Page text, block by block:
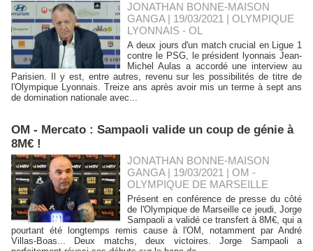
JONATHAN BONNE-MAISON
GANGA | 19/03/2021 |OLYMPIQUE
LYONNAIS - OL
A deux jours d'un match crucial en Ligue 1
contre le PSG, le président lyonnais Jean-
Michel Aulas a accordé une interview au
Parisien. Il y est, entre autres, revenu sur les possibilités de titre de
l'Olympique Lyonnais. Treize ans après avoir mis un terme à sept ans
de domination nationale avec...
OM - Mercato : Sampaoli valide un coup de génie à
8M€ !
JONATHAN BONNE-MAISON
GANGA | 19/03/2021 |OM -
OLYMPIQUE DE MARSEILLE
Présent en conférence de presse du côté
de l'Olympique de Marseille ce jeudi, Jorge
Sampaoli a validé ce transfert à 8M€, qui a
pourtant été longtemps remis cause à l'OM, notamment par André
Villas-Boas... Deux matchs, deux victoires. Jorge Sampaoli a